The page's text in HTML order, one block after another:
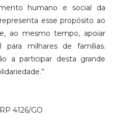
humano e social da
esse propósito ao
ao mesmo tempo, apoiar
para milhares de famílias.
a participar desta grande
4126/GO